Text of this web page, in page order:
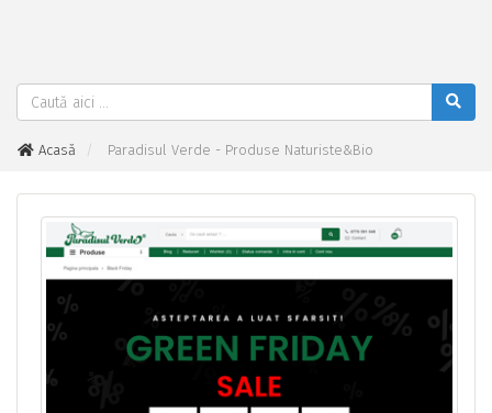
Acasă Paradisul Verde - Produse Naturiste&Bio